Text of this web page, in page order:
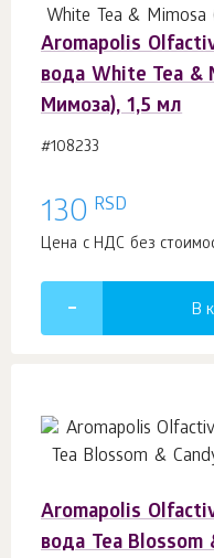
Aromapolis
вода White Tea &
Мимоза), 1,5 мл
#108233
130 RSD
Цена с НДС без
В
Aromapolis
вода Tea